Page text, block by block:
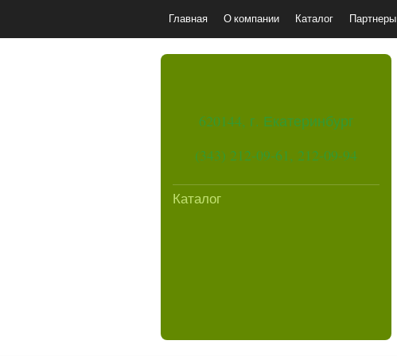
Главная О компании Каталог Партнеры
620144, г. Екатеринбург
(343) 212-09-61, 212-09-94
Каталог